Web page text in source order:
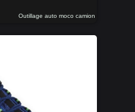
Outillage auto moco camion